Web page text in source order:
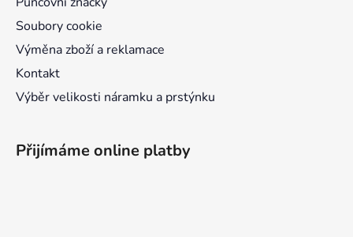
Soubory cookie
Výměna zboží a reklamace
Kontakt
Výběr velikosti náramku a prstýnku
Přijímáme online platby